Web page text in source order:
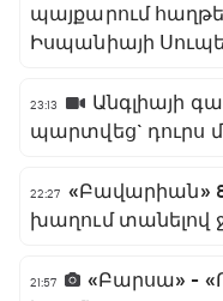
պայքարում
Իսպանիայի
23:13
Անգլիայի
պարտվեց` դուրս
22:27 «Բավարիան»
խաղում
21:57
«Բարսա» -